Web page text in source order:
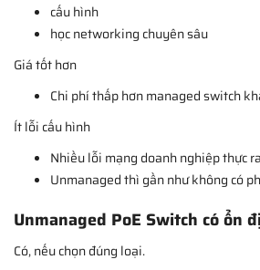
cấu hình
học networking chuyên sâu
Giá tốt hơn
Chi phí thấp hơn managed switch
Ít lỗi cấu hình
Nhiều lỗi mạng doanh nghiệp thực
Unmanaged thì gần như không có
Unmanaged PoE Switch có ổn
Có, nếu chọn đúng loại.